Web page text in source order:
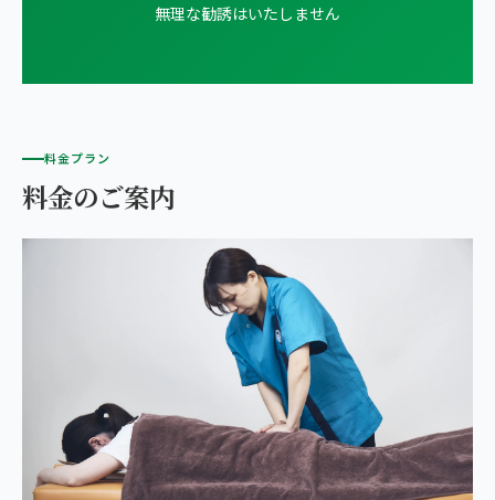
無理な勧誘はいたしません
料金プラン
料金のご案内